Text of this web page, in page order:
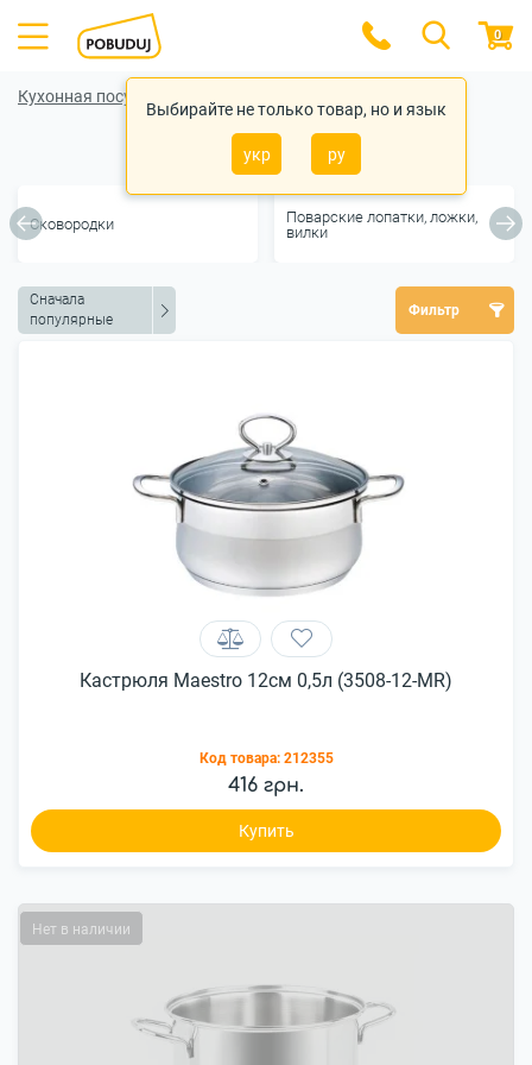
Выбирайте не только товар, но и язык
укр ру
0
Кухонная посуда
Кастрюли
Сковородки
Поварские лопатки, ложки,
вилки
Сначала
популярные
Фильтр
Кастрюля Maestro 12см 0,5л (3508-12-MR)
Код товара: 212355
416 грн.
Купить
Нет в наличии